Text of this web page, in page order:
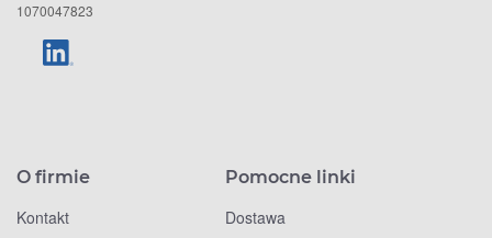
1070047823
O firmie
Kontakt
Pomocne linki
Dostawa